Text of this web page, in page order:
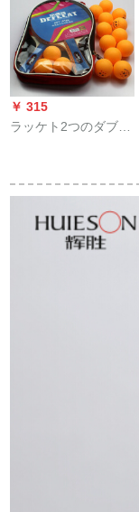
￥ 315
ラッケト2つのダブロ
横撮り+12球+バッキ